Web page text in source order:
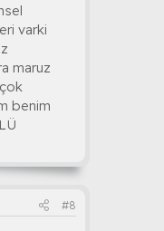
varki
maruz
benim
#8